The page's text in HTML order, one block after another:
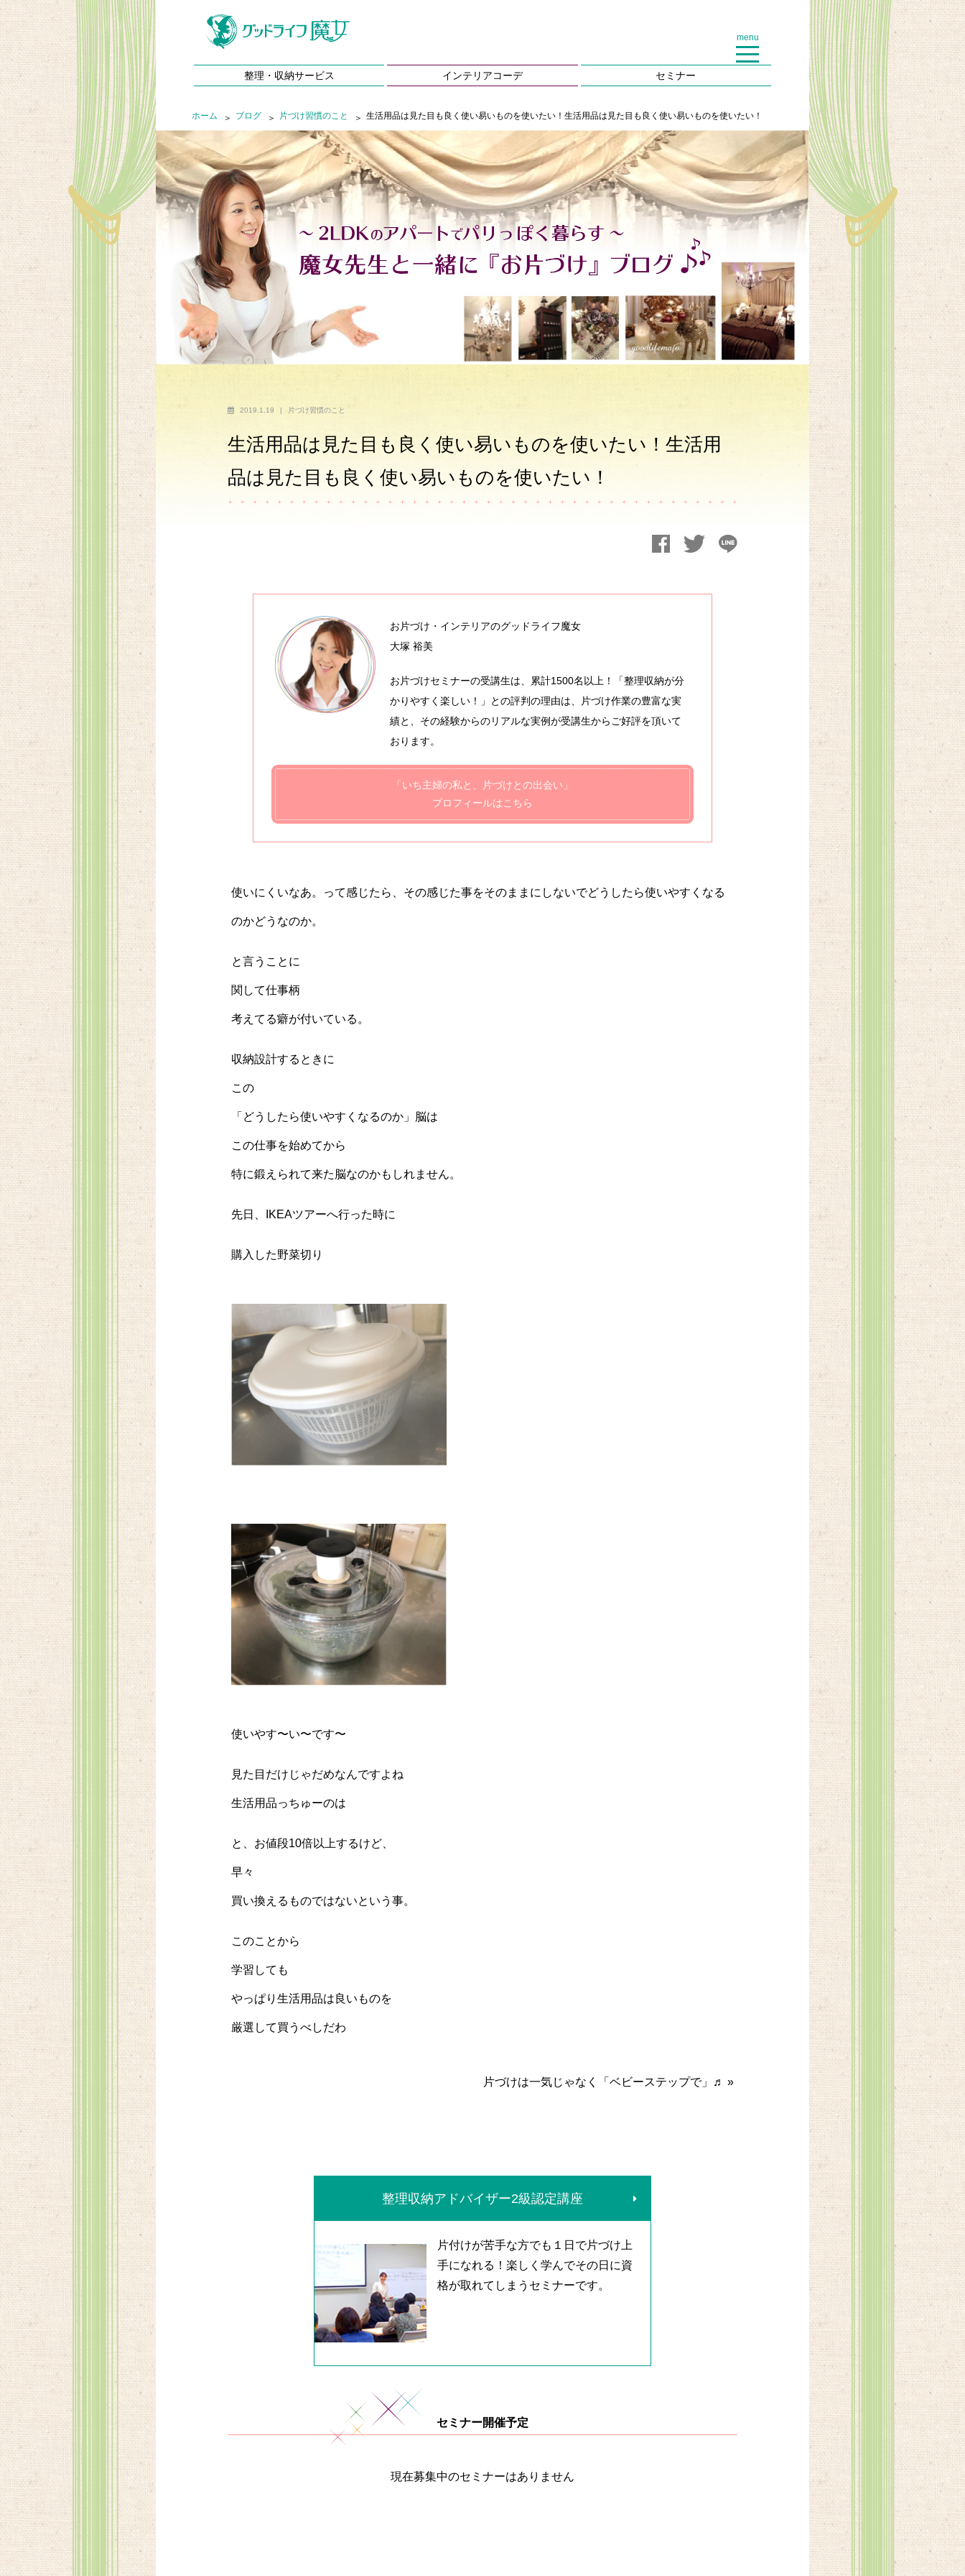
整理・収納サービス インテリアコーデ セミナー
ホーム ブログ 片づけ習慣のこと 生活用品は見た目も良く使い易いものを使いたい！生活用品は見た目も良く使い易いものを使いたい！
2019.1.19 | 片づけ習慣のこと
生活用品は見た目も良く使い易いものを使いたい！生活用
品は見た目も良く使い易いものを使いたい！
お片づけ・インテリアのグッドライフ魔女
大塚 裕美
お片づけセミナーの受講生は、累計1500名以上！「整理収納が分
かりやすく楽しい！」との評判の理由は、片づけ作業の豊富な実
績と、その経験からのリアルな実例が受講生からご好評を頂いて
おります。
「いち主婦の私と、片づけとの出会い」
プロフィールはこちら
使いにくいなあ。って感じたら、その感じた事をそのままにしないでどうしたら使いやすくなる
のかどうなのか。
と言うことに
関して仕事柄
考えてる癖が付いている。
収納設計するときに
この
「どうしたら使いやすくなるのか」脳は
この仕事を始めてから
特に鍛えられて来た脳なのかもしれません。
先日、IKEAツアーへ行った時に
購入した野菜切り
使いやす〜い〜です〜
見た目だけじゃだめなんですよね
生活用品っちゅーのは
と、お値段10倍以上するけど、
早々
買い換えるものではないという事。
このことから
学習しても
やっぱり生活用品は良いものを
厳選して買うべしだわ
片づけは一気じゃなく「ベビーステップで」♬ »
整理収納アドバイザー2級認定講座
片付けが苦手な方でも１日で片づけ上
手になれる！楽しく学んでその日に資
格が取れてしまうセミナーです。
セミナー開催予定
現在募集中のセミナーはありません
menu